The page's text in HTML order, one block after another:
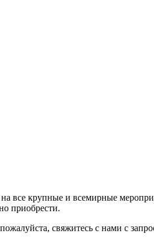
все крупные и всемирные
приобрести.
свяжитесь с нами с